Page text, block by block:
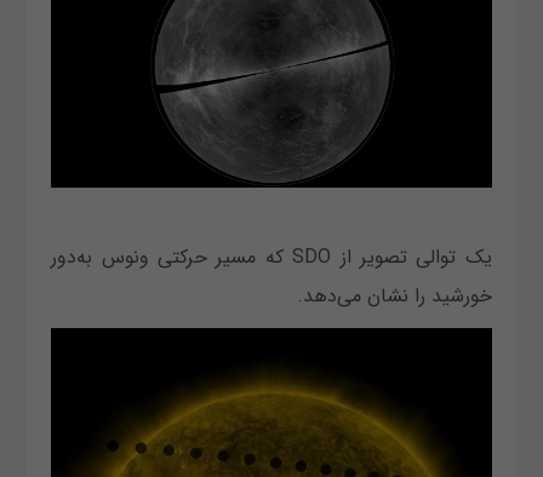
یک توالی تصویر از SDO که مسیر حرکتی ونوس به‌دور
خورشید را نشان می‌دهد.